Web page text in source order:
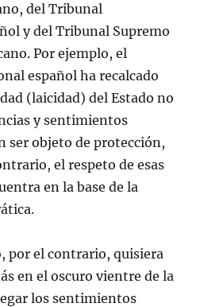
del Tribunal
y del Tribunal Supremo
Por ejemplo, el
español ha recalcado
(laicidad) del Estado no
y sentimientos
ser objeto de protección,
el respeto de esas
en la base de la
por el contrario, quisiera
en el oscuro vientre de la
los sentimientos